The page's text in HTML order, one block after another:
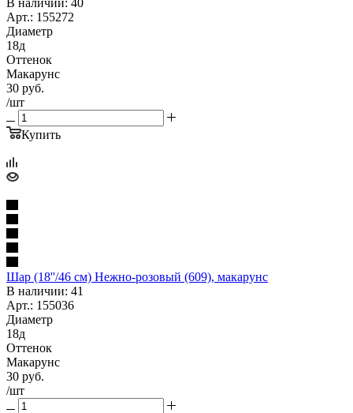
Арт.: 155272
Диаметр
18д
Оттенок
Макарунс
30 руб.
/шт
Купить
Шар (18''/46 см) Нежно-розовый (609), макарунс
В наличии: 41
Арт.: 155036
Диаметр
18д
Оттенок
Макарунс
30 руб.
/шт